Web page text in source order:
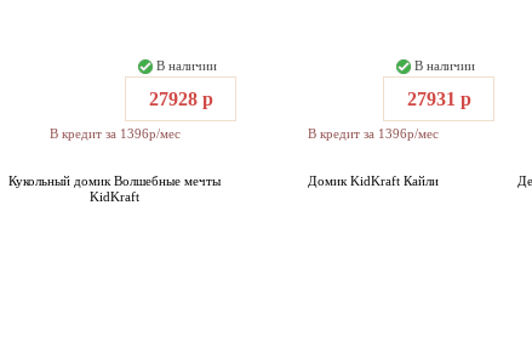
В наличии
27928 р
В кредит за 1396р/мес
В наличии
27931 р
В кредит за 1396р/мес
Кукольный домик Волшебные мечты
KidKraft
Домик KidKraft Кайли